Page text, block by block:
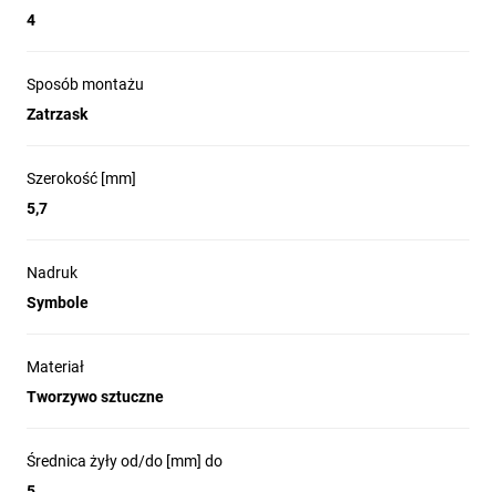
4
Sposób montażu
Zatrzask
Szerokość [mm]
5,7
Nadruk
Symbole
Materiał
Tworzywo sztuczne
Średnica żyły od/do [mm] do